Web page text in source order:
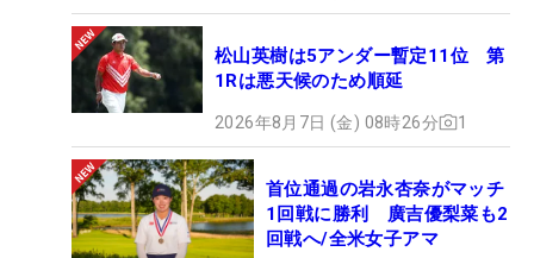
松山英樹は5アンダー暫定11位 第
1Rは悪天候のため順延
2026年8月7日 (金) 08時26分 1
首位通過の岩永杏奈がマッチ
1回戦に勝利 廣吉優梨菜も2
回戦へ/全米女子アマ